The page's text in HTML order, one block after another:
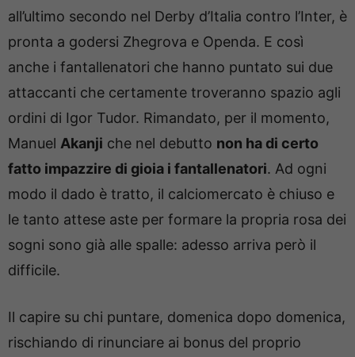
all’ultimo secondo nel Derby d’Italia contro l’Inter, è
pronta a godersi Zhegrova e Openda. E così
anche i fantallenatori che hanno puntato sui due
attaccanti che certamente troveranno spazio agli
ordini di Igor Tudor. Rimandato, per il momento,
Manuel Akanji che nel debutto non ha di certo
fatto impazzire di gioia i fantallenatori. Ad ogni
modo il dado è tratto, il calciomercato è chiuso e
le tanto attese aste per formare la propria rosa dei
sogni sono già alle spalle: adesso arriva però il
difficile.
Il capire su chi puntare, domenica dopo domenica,
rischiando di rinunciare ai bonus del proprio